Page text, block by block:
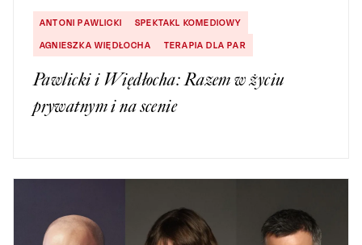
ANTONI PAWLICKI
SPEKTAKL KOMEDIOWY
AGNIESZKA WIĘDŁOCHA
TERAPIA DLA PAR
Pawlicki i Więdłocha: Razem w życiu
prywatnym i na scenie